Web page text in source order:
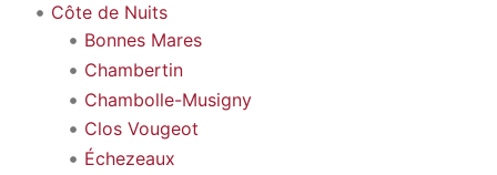
Côte de Nuits
Bonnes Mares
Chambertin
Chambolle-Musigny
Clos Vougeot
Échezeaux